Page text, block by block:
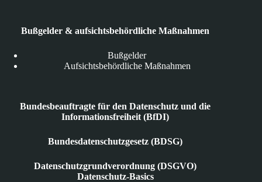
Bußgelder & aufsichtsbehördliche Maßnahmen
Bußgelder
Aufsichtsbehördliche Maßnahmen
Bundesbeauftragte für den Datenschutz und die
Informationsfreiheit (BfDI)
Bundesdatenschutzgesetz (BDSG)
Datenschutzgrundverordnung (DSGVO)
Datenschutz-Basics